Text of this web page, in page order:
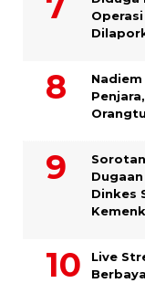
Dinkes
Live